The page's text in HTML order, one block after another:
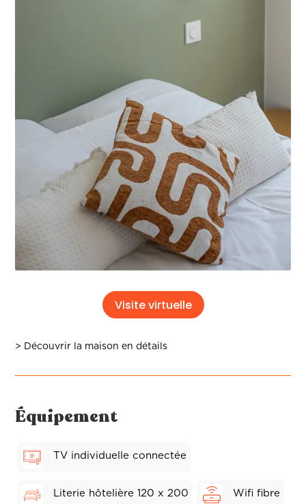
Visite virtuelle
> Découvrir la maison en détails
Équipement
TV individuelle connectée
Literie hôtelière 120 x 200 Wifi fibre